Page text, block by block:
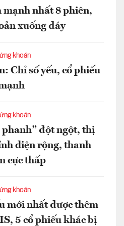
nhất 8 phiên,
xuống đáy
khoán
Chỉ số yếu, cổ phiếu
khoán
phanh” đột ngột, thị
diện rộng, thanh
cực thấp
khoán
mới nhất được thêm
5 cổ phiếu khác bị